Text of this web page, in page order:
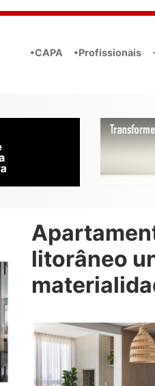
•CAPA •Profissionais
litorâneo